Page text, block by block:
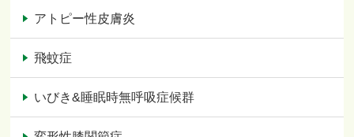
アトピー性皮膚炎
飛蚊症
いびき&睡眠時無呼吸症候群